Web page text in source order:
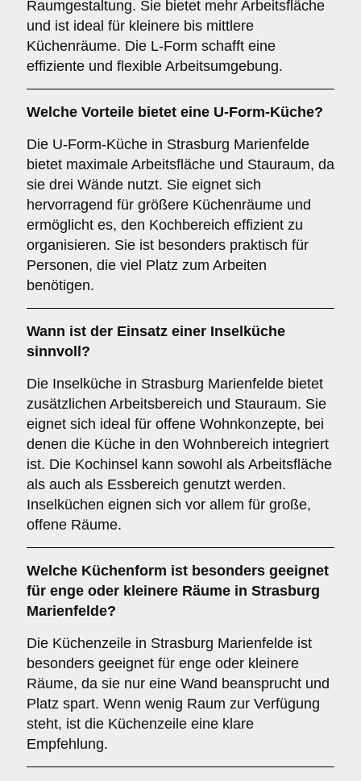
Raumgestaltung. Sie bietet mehr Arbeitsfläche
und ist ideal für kleinere bis mittlere
Küchenräume. Die L-Form schafft eine
effiziente und flexible Arbeitsumgebung.
Welche Vorteile bietet eine U-Form-Küche?
Die U-Form-Küche in Strasburg Marienfelde
bietet maximale Arbeitsfläche und Stauraum, da
sie drei Wände nutzt. Sie eignet sich
hervorragend für größere Küchenräume und
ermöglicht es, den Kochbereich effizient zu
organisieren. Sie ist besonders praktisch für
Personen, die viel Platz zum Arbeiten
benötigen.
Wann ist der Einsatz einer Inselküche
sinnvoll?
Die Inselküche in Strasburg Marienfelde bietet
zusätzlichen Arbeitsbereich und Stauraum. Sie
eignet sich ideal für offene Wohnkonzepte, bei
denen die Küche in den Wohnbereich integriert
ist. Die Kochinsel kann sowohl als Arbeitsfläche
als auch als Essbereich genutzt werden.
Inselküchen eignen sich vor allem für große,
offene Räume.
Welche Küchenform ist besonders geeignet
für enge oder kleinere Räume in Strasburg
Marienfelde?
Die Küchenzeile in Strasburg Marienfelde ist
besonders geeignet für enge oder kleinere
Räume, da sie nur eine Wand beansprucht und
Platz spart. Wenn wenig Raum zur Verfügung
steht, ist die Küchenzeile eine klare
Empfehlung.